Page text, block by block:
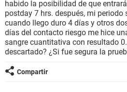
GLOSARIO
habido la posibilidad de que
postday 7 hrs. después, mi periodo
cuando llego duro 4 días y otros
días del contacto riesgo me hice
sangre cuantitativa con resultado
descartado? ¿Si fue segura la
Compartir